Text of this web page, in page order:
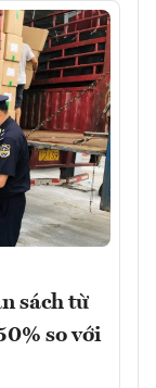
sách từ
so với